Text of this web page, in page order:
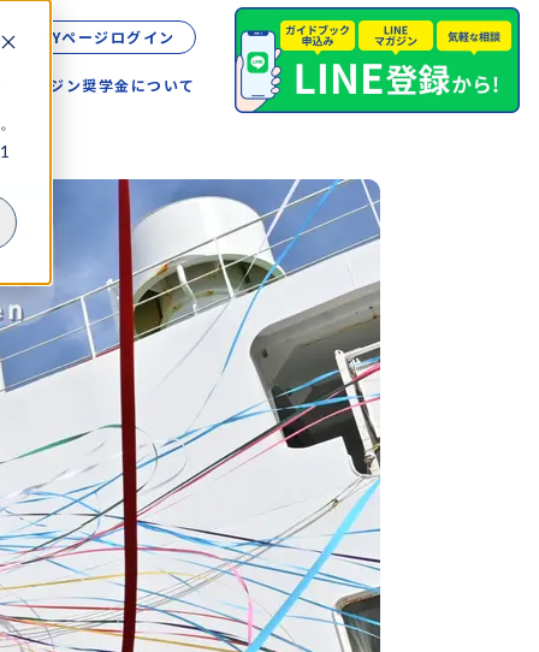
MYページログイン
マガジン奨学金について